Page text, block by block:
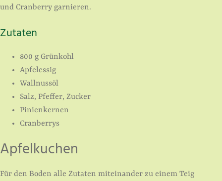
und Cranberry garnieren.
Zutaten
800 g Grünkohl
Apfelessig
Wallnussöl
Salz, Pfeffer, Zucker
Pinienkernen
Cranberrys
Apfelkuchen
Für den Boden alle Zutaten miteinander zu einem Teig